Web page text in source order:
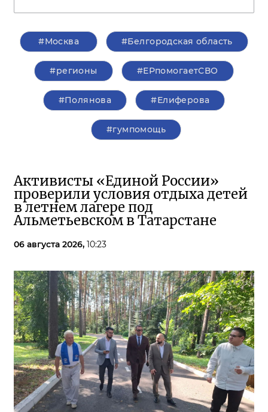
#Москва #Белгородская область
#регионы #ЕРпомогаетСВО
#Полянова #Елиферова
#гумпомощь
Активисты «Единой России»
проверили условия отдыха детей
в летнем лагере под
Альметьевском в Татарстане
06 августа 2026, 10:23